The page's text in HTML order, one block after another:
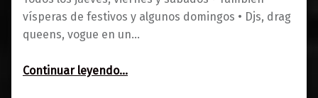
vísperas de festivos y algunos domingos • Djs, drag
queens, vogue en un…
Continuar leyendo…